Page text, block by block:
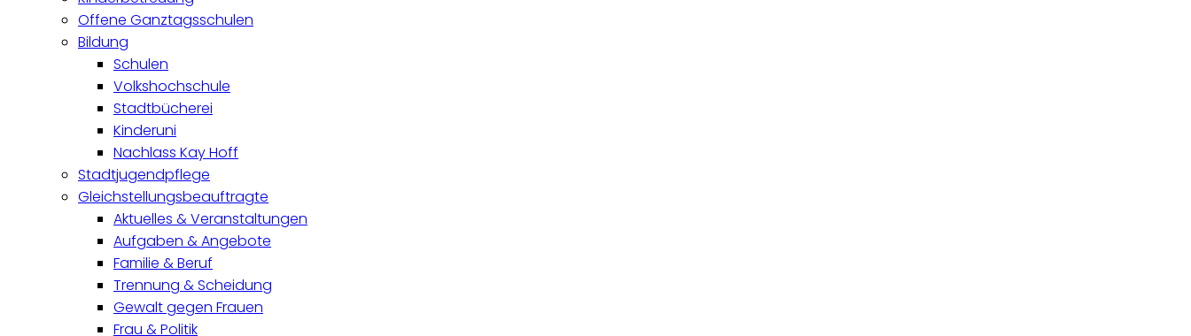
Offene Ganztagsschulen
Bildung
Schulen
Volkshochschule
Stadtbücherei
Kinderuni
Nachlass Kay Hoff
Stadtjugendpflege
Gleichstellungsbeauftragte
Aktuelles & Veranstaltungen
Aufgaben & Angebote
Familie & Beruf
Trennung & Scheidung
Gewalt gegen Frauen
Frau & Politik